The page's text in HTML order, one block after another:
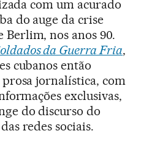
com um acurado
do auge da crise
Berlim, nos anos 90.
da Guerra Fria,
cubanos então
prosa jornalística, com
exclusivas,
do discurso do
redes sociais.